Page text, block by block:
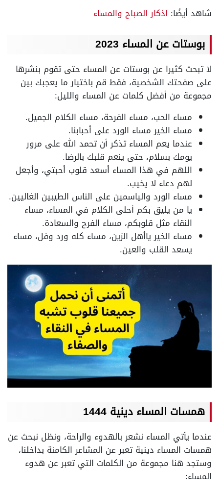
شاهد أيضًا: اذكار الصباح والمساء
بوستات عن المساء 2023
لا تبحث كثيرا عن بوستات عن المساء حتى تقوم بنشرها
على صفحتك الشخصية، فقط قم باختيار ما يعجبك بين
مجموعة من أفضل كلمات عن المساء والليل:
مساء الحب، مساء الفرحة، مساء الكلام الجميل.
مساء الخير مساء الورد على أحبابنا.
عندما يعم المساء تذكر أن تحمد الله على مرور
يومك بسلام، حتى ينعم قلبك بالرضا.
اللهم في هذا المساء أسعد قلوب أحبتي، وأجعل
لهم دعاء لا يخيب.
مساء الورد والياسمين على الناس الطيبين الغاليين.
يا من يليق بكم أحلى الكلام في المساء، مساء
النقاء مثل قلوبكم، مساء الفرح والسعادة.
مساء الخير ياأهل الزين، مساء كله ورد وفل، مساء
يسعد القلب والعين.
همسات المساء دينية 1444
عندما يأتي المساء نشعر بالهدوء والراحة، ونظل نبحث عن
همسات المساء دينية تعبر عن المشاعر الكامنة بداخلنا،
وستجد هنا مجموعة من الكلمات التي تعبر عن هدوء
المساء: